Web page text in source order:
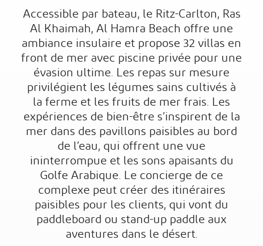
Accessible par bateau, le Ritz-Carlton, Ras
Al Khaimah, Al Hamra Beach offre une
ambiance insulaire et propose 32 villas en
front de mer avec piscine privée pour une
évasion ultime. Les repas sur mesure
privilégient les légumes sains cultivés à
la ferme et les fruits de mer frais. Les
expériences de bien-être s’inspirent de la
mer dans des pavillons paisibles au bord
de l’eau, qui offrent une vue
ininterrompue et les sons apaisants du
Golfe Arabique. Le concierge de ce
complexe peut créer des itinéraires
paisibles pour les clients, qui vont du
paddleboard ou stand-up paddle aux
aventures dans le désert.